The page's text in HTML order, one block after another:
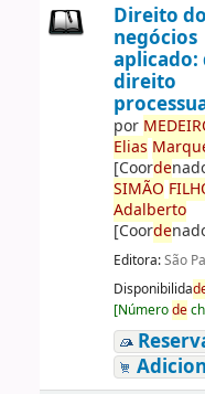
Direito
negócios
aplicado:
direito
por MEDE
Elias
[Coorde
SIMÃO
Adalberto
[Coorde
Editora:São
Disponibilida
[Númerode